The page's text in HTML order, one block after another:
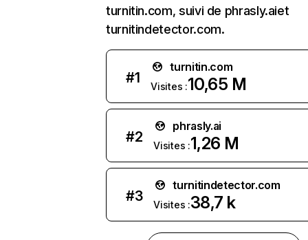
turnitin.com, suivi de phrasly.aiet
turnitindetector.com.
#1
turnitin.com
Visites :10,65 M
#2
phrasly.ai
Visites :1,26 M
#3
turnitindetector.com
Visites :38,7 k